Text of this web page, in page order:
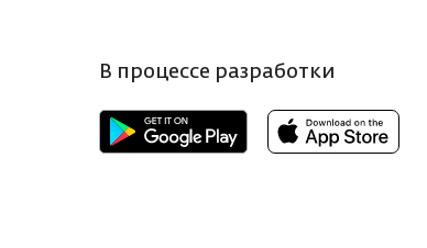
В процессе разработки